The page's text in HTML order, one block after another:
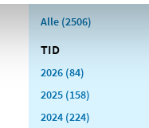
Alle (2506)
TID
2026 (84)
2025 (158)
2024 (224)